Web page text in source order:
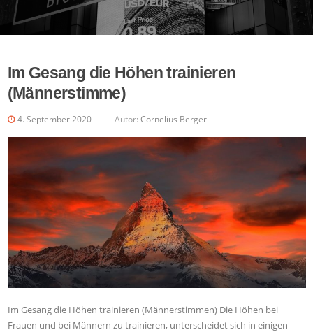
Im Gesang die Höhen trainieren
(Männerstimme)
4. September 2020 Autor: Cornelius Berger
Im Gesang die Höhen trainieren (Männerstimmen) Die Höhen bei
Frauen und bei Männern zu trainieren, unterscheidet sich in einigen